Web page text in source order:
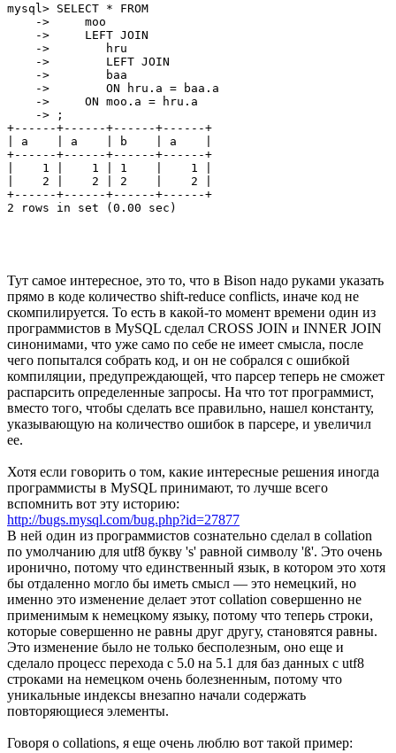
mysql> SELECT * FROM
    ->     moo
    ->     LEFT JOIN
    ->        hru
    ->        LEFT JOIN
    ->        baa
    ->        ON hru.a = baa.a
    ->     ON moo.a = hru.a
    -> ;
+------+------+------+------+
| a    | a    | b    | a    |
+------+------+------+------+
|    1 |    1 | 1    |    1 |
|    2 |    2 | 2    |    2 |
+------+------+------+------+
2 rows in set (0.00 sec)
Тут самое интересное, это то, что в Bison надо руками указать
прямо в коде количество shift-reduce conflicts, иначе код не
скомпилируется. То есть в какой-то момент времени один из
программистов в MySQL сделал CROSS JOIN и INNER JOIN
синонимами, что уже само по себе не имеет смысла, после
чего попытался собрать код, и он не собрался с ошибкой
компиляции, предупреждающей, что парсер теперь не сможет
распарсить определенные запросы. На что тот программист,
вместо того, чтобы сделать все правильно, нашел константу,
указывающую на количество ошибок в парсере, и увеличил
ее.
Хотя если говорить о том, какие интересные решения иногда
программисты в MySQL принимают, то лучше всего
вспомнить вот эту историю:
http://bugs.mysql.com/bug.php?id=27877
В ней один из программистов сознательно сделал в collation
по умолчанию для utf8 букву 's' равной символу 'ß'. Это очень
иронично, потому что единственный язык, в котором это хотя
бы отдаленно могло бы иметь смысл — это немецкий, но
именно это изменение делает этот collation совершенно не
применимым к немецкому языку, потому что теперь строки,
которые совершенно не равны друг другу, становятся равны.
Это изменение было не только бесполезным, оно еще и
сделало процесс перехода с 5.0 на 5.1 для баз данных с utf8
строками на немецком очень болезненным, потому что
уникальные индексы внезапно начали содержать
повторяющиеся элементы.
Говоря о collations, я еще очень люблю вот такой пример: